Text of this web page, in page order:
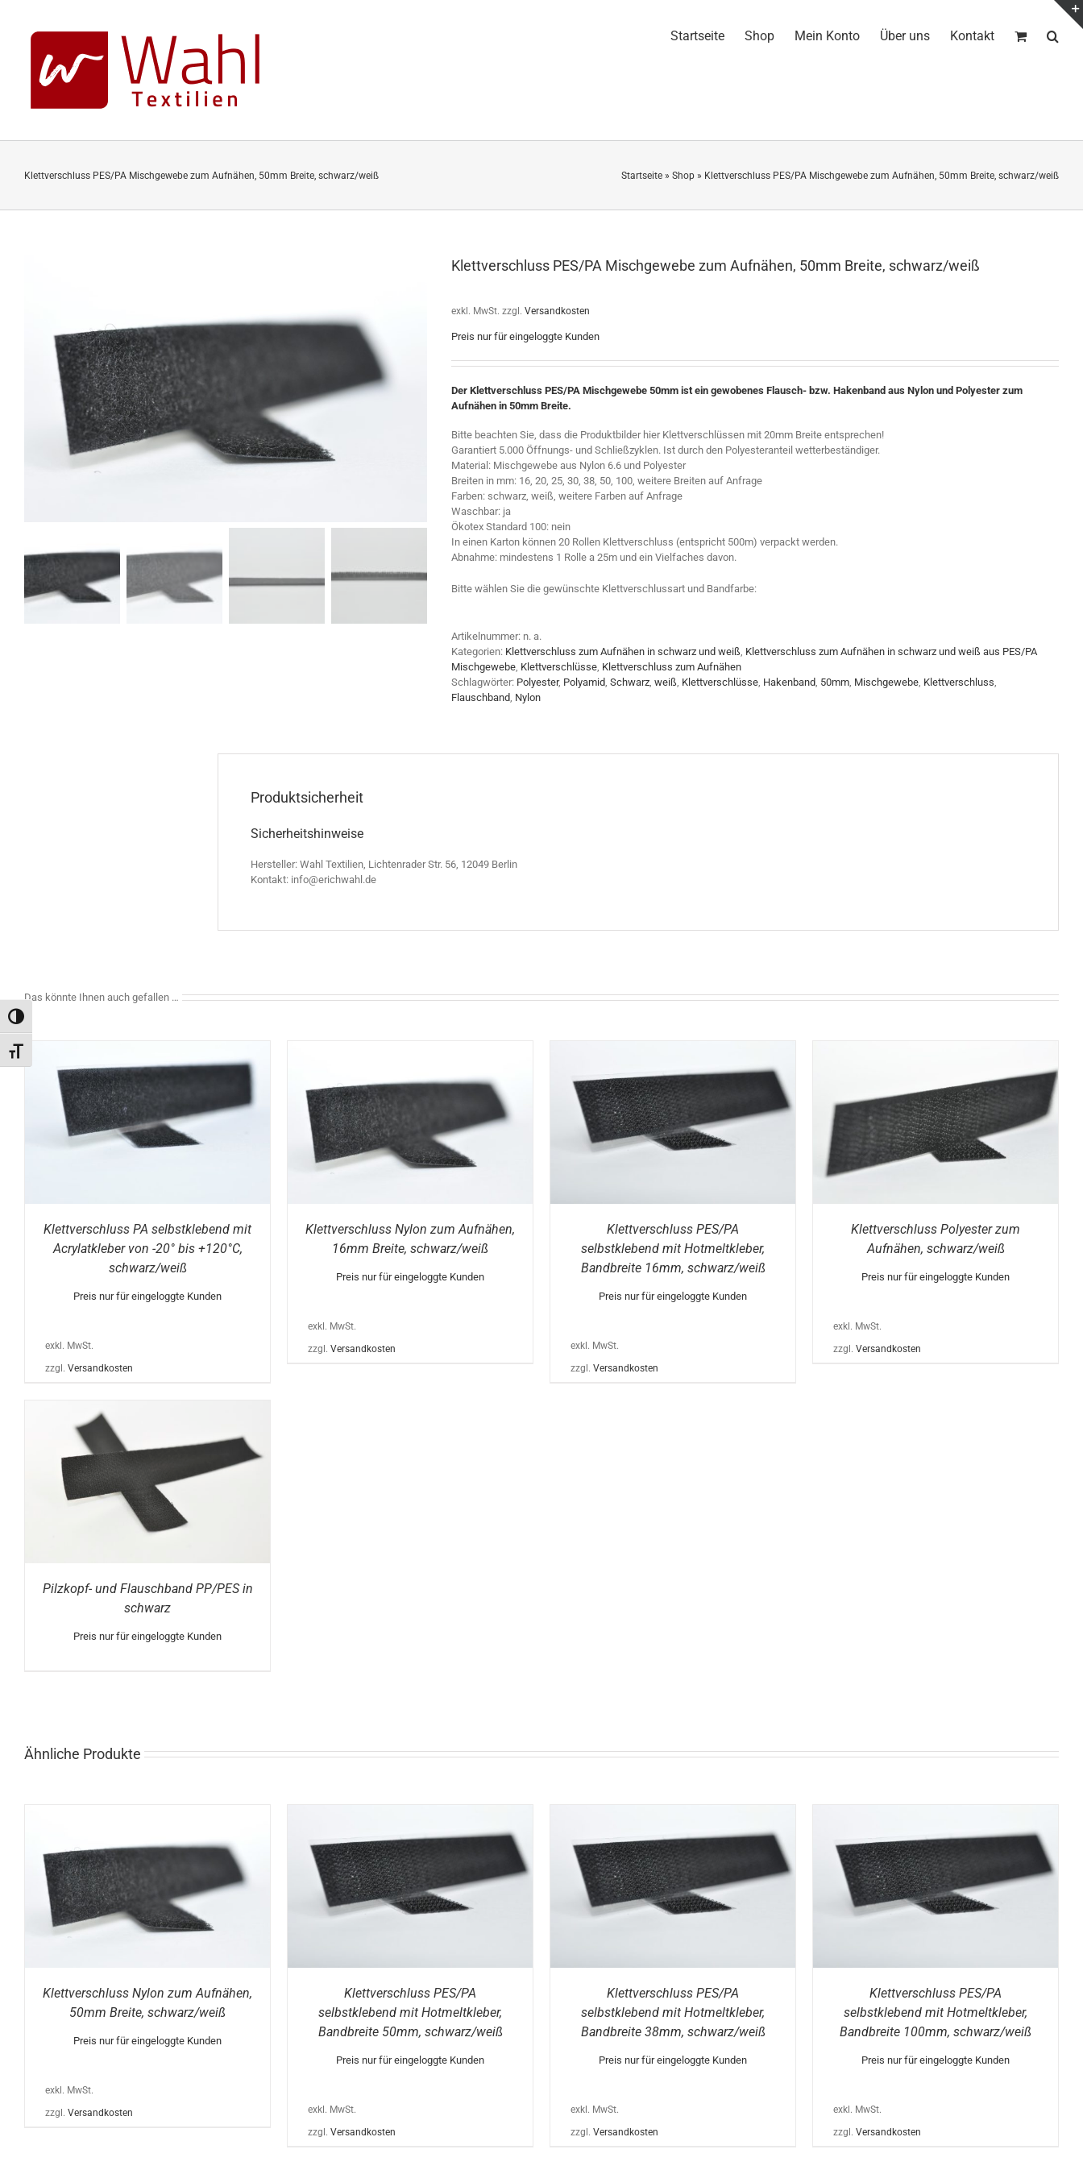
Toggle High Contrast
Toggle Font size
content
Startseite Shop Mein Konto Über uns Kontakt
Klettverschluss PES/PA Mischgewebe zum Aufnähen, 50mm Breite, schwarz/weiß Startseite » Shop » Klettverschluss PES/PA Mischgewebe zum Aufnähen, 50mm Breite, schwarz/weiß
Klettverschluss PES/PA Mischgewebe zum Aufnähen, 50mm Breite, schwarz/weiß
exkl. MwSt. zzgl. Versandkosten
Preis nur für eingeloggte Kunden
Der Klettverschluss PES/PA Mischgewebe 50mm ist ein gewobenes Flausch- bzw. Hakenband aus Nylon und Polyester zum
Aufnähen in 50mm Breite.
Bitte beachten Sie, dass die Produktbilder hier Klettverschlüssen mit 20mm Breite entsprechen!
Garantiert 5.000 Öffnungs- und Schließzyklen. Ist durch den Polyesteranteil wetterbeständiger.
Material: Mischgewebe aus Nylon 6.6 und Polyester
Breiten in mm: 16, 20, 25, 30, 38, 50, 100, weitere Breiten auf Anfrage
Farben: schwarz, weiß, weitere Farben auf Anfrage
Waschbar: ja
Ökotex Standard 100: nein
In einen Karton können 20 Rollen Klettverschluss (entspricht 500m) verpackt werden.
Abnahme: mindestens 1 Rolle a 25m und ein Vielfaches davon.
Bitte wählen Sie die gewünschte Klettverschlussart und Bandfarbe:
Artikelnummer: n. a.
Kategorien: Klettverschluss zum Aufnähen in schwarz und weiß Klettverschluss zum Aufnähen in schwarz und weiß aus PES/PA
Mischgewebe Klettverschlüsse Klettverschluss zum Aufnähen
Schlagwörter: Polyester, Polyamid Schwarz weiß Klettverschlüsse Hakenband 50mm Mischgewebe Klettverschluss
Flauschband Nylon
Produktsicherheit
Sicherheitshinweise
Hersteller: Wahl Textilien, Lichtenrader Str. 56, 12049 Berlin
Kontakt: info@erichwahl.de
Das könnte Ihnen auch gefallen …
Klettverschluss PA selbstklebend mit
Acrylatkleber von -20° bis +120°C,
schwarz/weiß
Preis nur für eingeloggte Kunden
exkl. MwSt.
zzgl. Versandkosten
AUSFÜHRUNG WÄHLENDIESES
WEIST
AUF
DER
PRODUKTSEITE
Klettverschluss Nylon zum Aufnähen,
16mm Breite, schwarz/weiß
Preis nur für eingeloggte Kunden
exkl. MwSt.
zzgl. Versandkosten
AUSFÜHRUNG WÄHLEN
DIESES
PRODUKT
MEHRERE
VARIANTEN
AUF
DER
PRODUKTSEITE
WERDEN
/ DETAILS
Klettverschluss PES/PA
selbstklebend mit Hotmeltkleber,
Bandbreite 16mm, schwarz/weiß
Preis nur für eingeloggte Kunden
exkl. MwSt.
zzgl. Versandkosten
AUSFÜHRUNG WÄHLENDIESES
WEIST
OPTIONEN
AUF
DER
PRODUKTSEITE
GEWÄHLT
/ DETAILS
Klettverschluss Polyester zum
Aufnähen, schwarz/weiß
Preis nur für eingeloggte Kunden
exkl. MwSt.
zzgl. Versandkosten
Pilzkopf- und Flauschband PP/PES in
schwarz
Preis nur für eingeloggte Kunden
Ähnliche Produkte
Klettverschluss Nylon zum Aufnähen,
50mm Breite, schwarz/weiß
Preis nur für eingeloggte Kunden
exkl. MwSt.
zzgl. Versandkosten
AUSFÜHRUNG WÄHLEN
DIESES
PRODUKT
MEHRERE
VARIANTEN
AUF
DER
PRODUKTSEITE
WERDEN
/ DETAILS
Klettverschluss PES/PA
selbstklebend mit Hotmeltkleber,
Bandbreite 50mm, schwarz/weiß
Preis nur für eingeloggte Kunden
exkl. MwSt.
zzgl. Versandkosten
AUSFÜHRUNG WÄHLENDIESES
WEIST
OPTIONEN
AUF
DER
PRODUKTSEITE
GEWÄHLT
/ DETAILS
Klettverschluss PES/PA
selbstklebend mit Hotmeltkleber,
Bandbreite 38mm, schwarz/weiß
Preis nur für eingeloggte Kunden
exkl. MwSt.
zzgl. Versandkosten
AUSFÜHRUNG WÄHLENDIESES
WEIST
OPTIONEN
AUF
DER
PRODUKTSEITE
GEWÄHLT
/ DETAILS
Klettverschluss PES/PA
selbstklebend mit Hotmeltkleber,
Bandbreite 100mm, schwarz/weiß
Preis nur für eingeloggte Kunden
exkl. MwSt.
zzgl. Versandkosten